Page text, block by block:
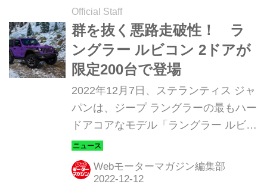
Official Staff
群を抜く悪路走破性！ ラ
ングラー ルビコン 2ドアが
限定200台で登場
2022年12月7日、ステランティス ジャ
パンは、ジープ ラングラーの最もハー
ドアコアなモデル「ラングラー ルビコ
ン」に、ショートホイールベースの2
ドアモデルを導入し販売を開始した。
このモデルは200台の限定で、全国の
Webモーターマガジン編集部